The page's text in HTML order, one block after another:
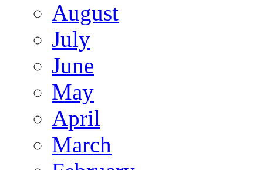
August
July
June
May
April
March